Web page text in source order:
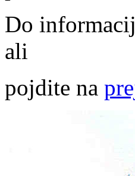
Do
ali
pojdite na